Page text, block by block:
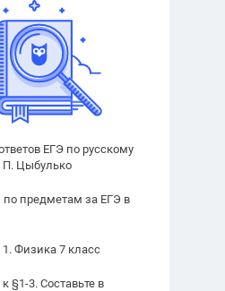
ЕГЭ по русскому
П. Цыбулько
предметам за ЕГЭ в
Физика 7 класс
§1-3. Составьте в